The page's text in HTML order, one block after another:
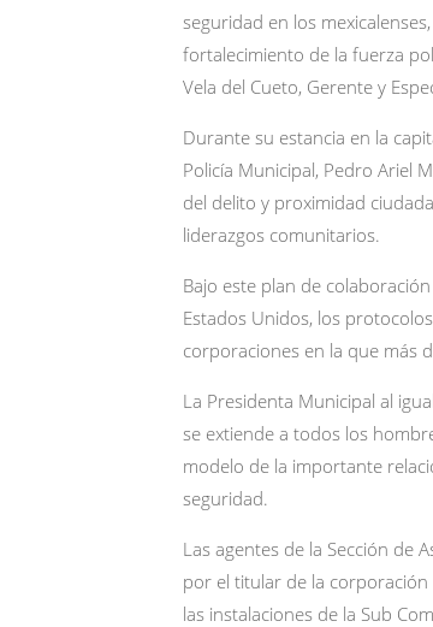
seguridad en los
fortalecimiento de la fuerza
Vela del Cueto, Gerente y
Durante su estancia en la
Policía Municipal, Pedro Ariel
del delito y proximidad
liderazgos comunitarios.
Bajo este plan de
Estados Unidos, los
corporaciones en la que más
La Presidenta Municipal al
se extiende a todos los
modelo de la importante
seguridad.
Las agentes de la Sección de
por el titular de la corporación
las instalaciones de la Sub